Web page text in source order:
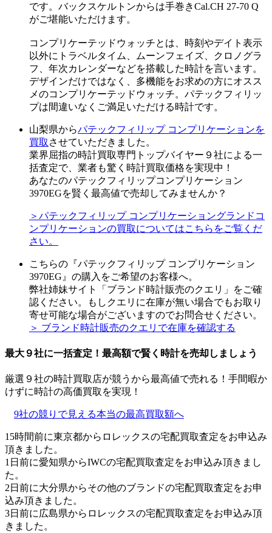
です。バックスケルトンからは手巻きCal.CH 27-70 Q
がご堪能いただけます。
コンプリケーテッドウォッチとは、時刻やデイト表示
以外にトラベルタイム、ムーンフェイズ、クロノグラ
フ、年次カレンダーなどを搭載した時計を言います。
デザインだけではなく、多機能をお求めの方にオスス
メのコンプリケーテッドウォッチ。パテックフィリッ
プは間違いなくご満足いただける時計です。
山梨県からパテックフィリップ コンプリケーションを
買取 させていただきました。
業界屈指の時計買取専門トップバイヤー９社による一
括査定で、業者も驚く時計買取価格を実現中！
あなたのパテックフィリップコンプリケーション
3970EGを賢く最高値で売却してみませんか？
＞パテックフィリップ コンプリケーショングランドコ
ンプリケーションの買取についてはこちらをご覧くだ
さい。
こちらの『パテックフィリップ コンプリケーション
3970EG』の購入をご希望のお客様へ。
弊社姉妹サイト「ブランド時計販売のクエリ」をご確
認ください。もしクエリに在庫が無い場合でもお取り
寄せ可能な場合がございますのでお問合せください。
＞ ブランド時計販売のクエリで在庫を確認する
最大９社に一括査定！ 最高額で賢く時計を売却しましょう
厳選９社の時計買取店が競うから最高値で売れる！手間暇か
けずに時計の高価買取を実現！
9社の競りで見える本当の最高買取額へ
15時間前に東京都からロレックスの宅配買取査定をお申込み
頂きました。
1日前に愛知県からIWCの宅配買取査定をお申込み頂きまし
た。
2日前に大分県からその他のブランドの宅配買取査定をお申
込み頂きました。
3日前に広島県からロレックスの宅配買取査定をお申込み頂
きました。